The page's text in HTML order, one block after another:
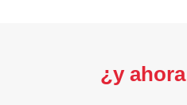
¿y